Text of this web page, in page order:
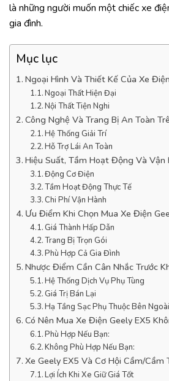
là những người muốn một chiếc xe
gia đình.
Mục lục
Ngoại Hình Và Thiết Kế Của Xe
Ngoại Thất Hiện Đại
Nội Thất Tiện Nghi
Công Nghệ Và Trang Bị An Toàn
Hệ Thống Giải Trí
Hỗ Trợ Lái An Toàn
Hiệu Suất, Tầm Hoạt Động Và Vận
Động Cơ Điện
Tầm Hoạt Động Thực Tế
Chi Phí Vận Hành
Ưu Điểm Khi Chọn Mua Xe Điện
Giá Thành Hấp Dẫn
Trang Bị Trọn Gói
Phù Hợp Cả Gia Đình
Nhược Điểm Cần Cân Nhắc Trước
Hệ Thống Dịch Vụ Phụ Tùng
Giá Trị Bán Lại
Hạ Tầng Sạc Phụ Thuộc Bên Ngoài
Có Nên Mua Xe Điện Geely EX5
Phù Hợp Nếu Bạn:
Không Phù Hợp Nếu Bạn:
Xe Geely EX5 Và Cơ Hội Cầm/Cầm
Lợi Ích Khi Xe Giữ Giá Tốt